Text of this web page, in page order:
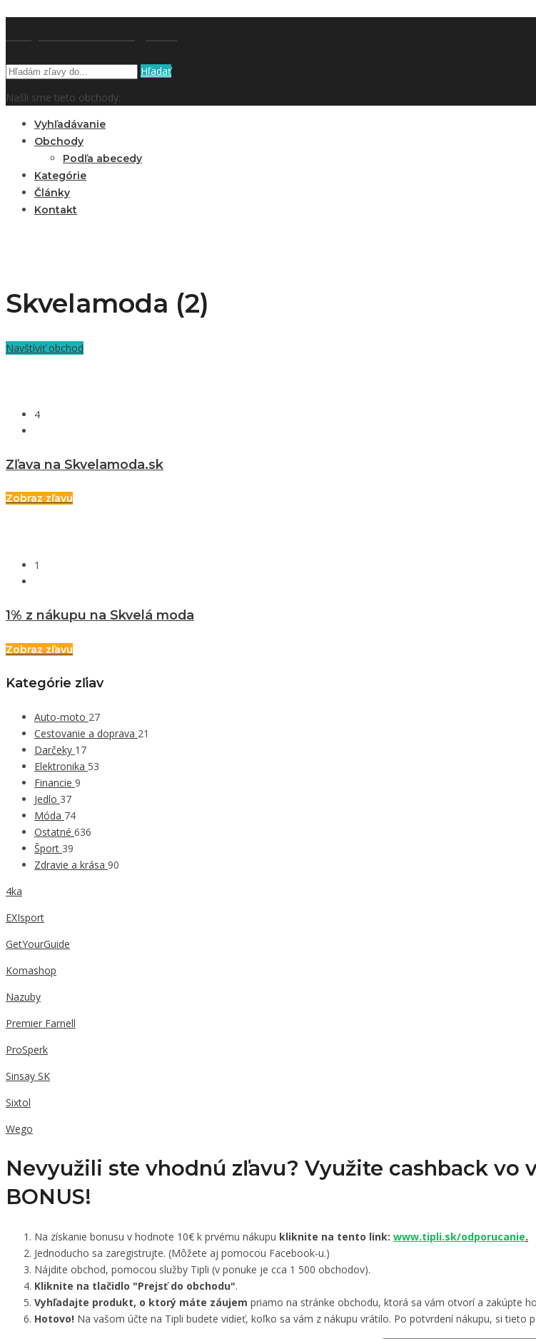
Hľadať
Našli sme tieto obchody:
Vyhľadávanie
Obchody
Podľa abecedy
Kategórie
Články
Kontakt
Skvelamoda (2)
Navštíviť obchod
4
Zľava na Skvelamoda.sk
Zobraz zľavu
1
1% z nákupu na Skvelá moda
Zobraz zľavu
Kategórie zľiav
Auto-moto 27
Cestovanie a doprava 21
Darčeky 17
Elektronika 53
Financie 9
Jedlo 37
Móda 74
Ostatné 636
Šport 39
Zdravie a krása 90
4ka
EXIsport
GetYourGuide
Komashop
Nazuby
Premier Farnell
ProSperk
Sinsay SK
Sixtol
Wego
Nevyužili ste vhodnú zľavu? Využite cashback vo
BONUS!
Na získanie bonusu v hodnote 10€ k prvému nákupu kliknite na tento link: www.tipli.sk/odporucanie.
Jednoducho sa zaregistrujte. (Môžete aj pomocou Facebook-u.)
Nájdite obchod, pomocou služby Tipli (v ponuke je cca 1 500 obchodov).
Kliknite na tlačidlo "Prejsť do obchodu".
Vyhľadajte produkt, o ktorý máte záujem priamo na stránke obchodu, ktorá sa vám otvorí a zakúpte
Hotovo! Na vašom účte na Tipli budete vidieť, koľko sa vám z nákupu vrátilo. Po potvrdení nákupu, si tieto